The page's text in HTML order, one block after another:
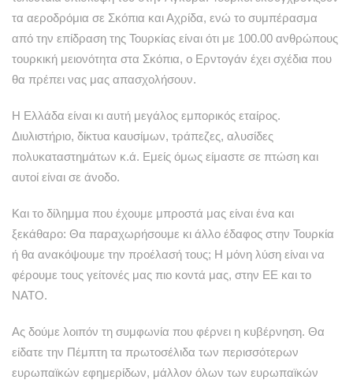
τα αεροδρόμια σε Σκόπια και Αχρίδα, ενώ το συμπέρασμα
από την επίδραση της Τουρκίας είναι ότι με 100.00 ανθρώπους
τουρκική μειονότητα στα Σκόπια, ο Ερντογάν έχει σχέδια που
θα πρέπει νας μας απασχολήσουν.
Η Ελλάδα είναι κι αυτή μεγάλος εμπορικός εταίρος.
Διυλιστήριο, δίκτυα καυσίμων, τράπεζες, αλυσίδες
πολυκαταστημάτων κ.ά. Εμείς όμως είμαστε σε πτώση και
αυτοί είναι σε άνοδο.
Και το δίλημμα που έχουμε μπροστά μας είναι ένα και
ξεκάθαρο: Θα παραχωρήσουμε κι άλλο έδαφος στην Τουρκία
ή θα ανακόψουμε την προέλασή τους; Η μόνη λύση είναι να
φέρουμε τους γείτονές μας πιο κοντά μας, στην ΕΕ και το
ΝΑΤΟ.
Ας δούμε λοιπόν τη συμφωνία που φέρνει η κυβέρνηση. Θα
είδατε την Πέμπτη τα πρωτοσέλιδα των περισσότερων
ευρωπαϊκών εφημερίδων, μάλλον όλων των ευρωπαϊκών